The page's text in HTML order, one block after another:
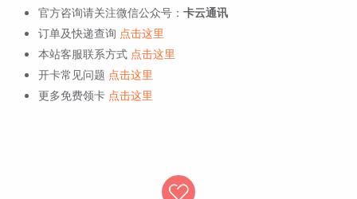
官方咨询请关注微信公众号： 卡云通讯
订单及快递查询 点击这里
本站客服联系方式 点击这里
开卡常见问题 点击这里
更多免费领卡 点击这里